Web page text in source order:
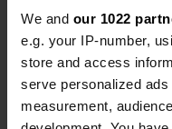
We and our 1022
e.g. your IP-number,
store and access
serve personalized
measurement,
Een locatie
Er is nog een
overnachten is
ook erg
vullen.